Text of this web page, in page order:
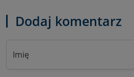
Dodaj komentarz
Imię